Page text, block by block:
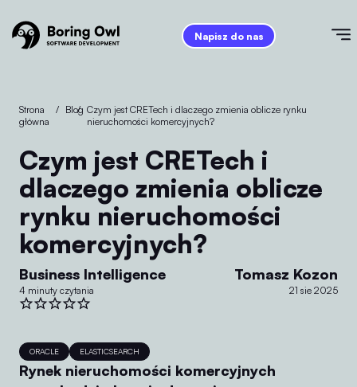
Napisz do nas
Strona
główna
/ Blog
/ Czym jest CRETech i dlaczego zmienia oblicze rynku
nieruchomości komercyjnych?
Czym jest CRETech i
dlaczego zmienia oblicze
rynku nieruchomości
komercyjnych?
Business Intelligence
4 minuty czytania
Tomasz Kozon
21 sie 2025
ORACLE ELASTICSEARCH
Rynek nieruchomości komercyjnych